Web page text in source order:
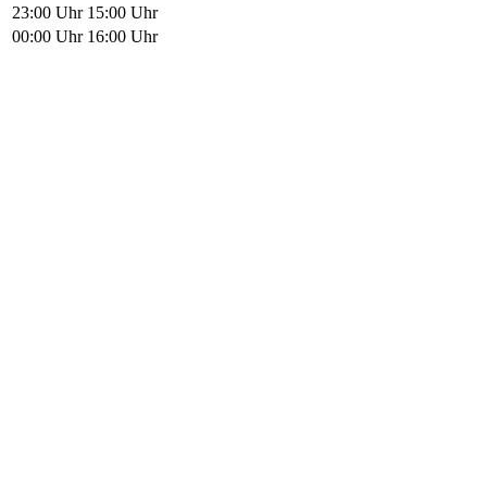
23:00 Uhr 15:00 Uhr
00:00 Uhr 16:00 Uhr